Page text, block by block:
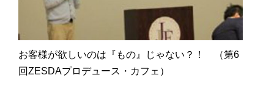
お客様が欲しいのは『もの』じゃない？！ （第6
回ZESDAプロデュース・カフェ）